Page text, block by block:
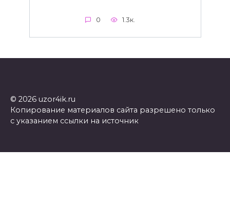
0 1.3к.
© 2026 uzor4ik.ru
Копирование материалов сайта разрешено только
с указанием ссылки на источник